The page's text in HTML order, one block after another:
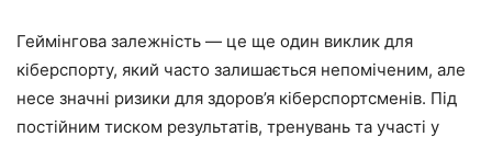
Геймінгова залежність — це ще один виклик для
кіберспорту, який часто залишається непоміченим, але
несе значні ризики для здоров’я кіберспортсменів. Під
постійним тиском результатів, тренувань та участі у